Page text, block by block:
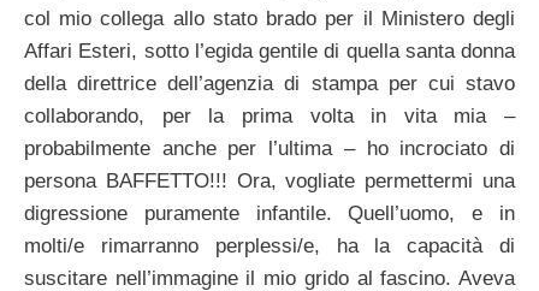
col mio collega allo stato brado per il Ministero degli
Affari Esteri, sotto l’egida gentile di quella santa donna
della direttrice dell’agenzia di stampa per cui stavo
collaborando, per la prima volta in vita mia –
probabilmente anche per l’ultima – ho incrociato di
persona BAFFETTO!!! Ora, vogliate permettermi una
digressione puramente infantile. Quell’uomo, e in
molti/e rimarranno perplessi/e, ha la capacità di
suscitare nell’immagine il mio grido al fascino. Aveva